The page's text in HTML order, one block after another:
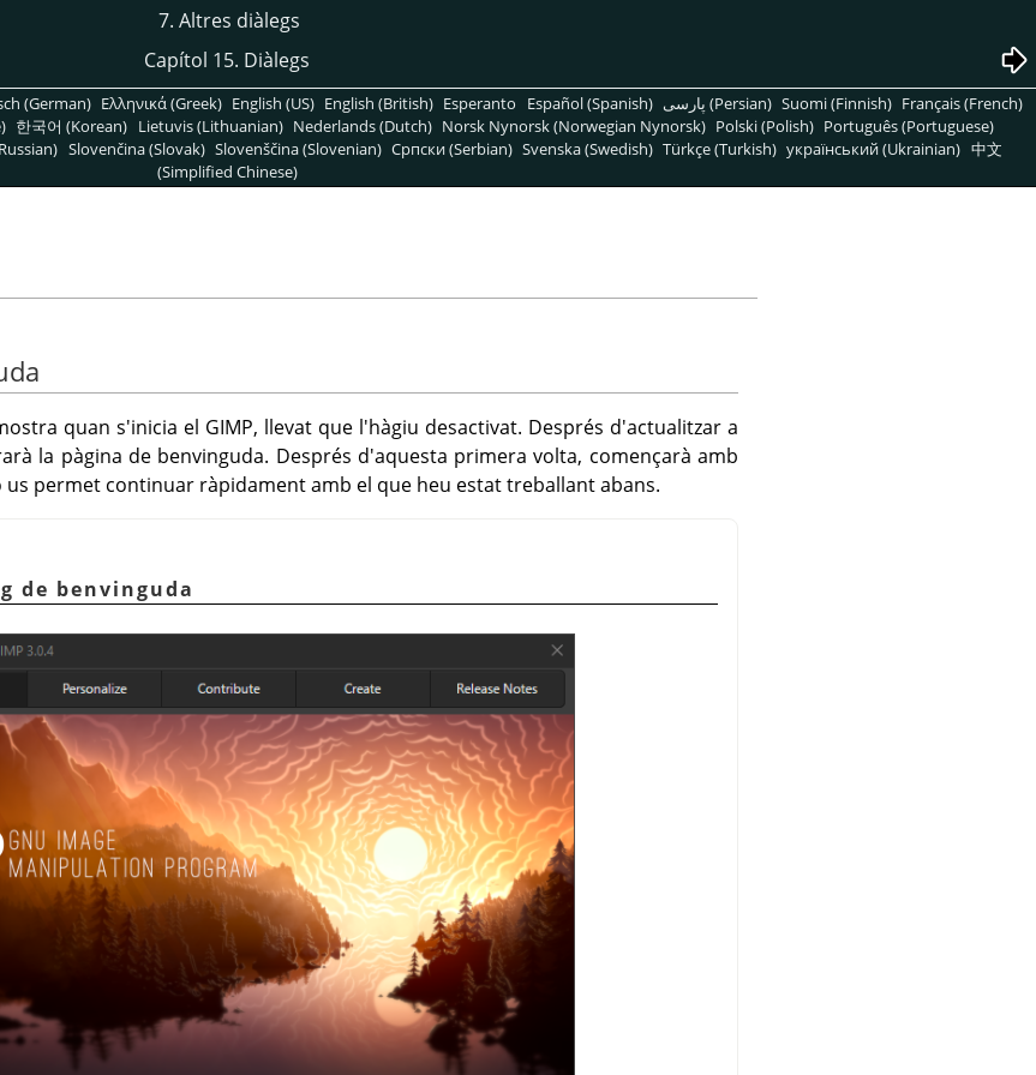
7. Altres diàlegs
Capítol 15. Diàlegs
(German) Ελληνικά (Greek) English (US) English (British) Esperanto Español (Spanish) پارسی (Persian) Suomi (Finnish) Français (French)
한국어 (Korean) Lietuvis (Lithuanian) Nederlands (Dutch) Norsk Nynorsk (Norwegian Nynorsk) Polski (Polish) Português (Portuguese)
Slovenčina (Slovak) Slovenščina (Slovenian) Српски (Serbian) Svenska (Swedish) Türkçe (Turkish) український (Ukrainian) 中文
(Simplified Chinese)
quan s'inicia el GIMP, llevat que l'hàgiu desactivat. Després d'actualitzar a
la pàgina de benvinguda. Després d'aquesta primera volta, començarà amb
us permet continuar ràpidament amb el que heu estat treballant abans.
de benvinguda